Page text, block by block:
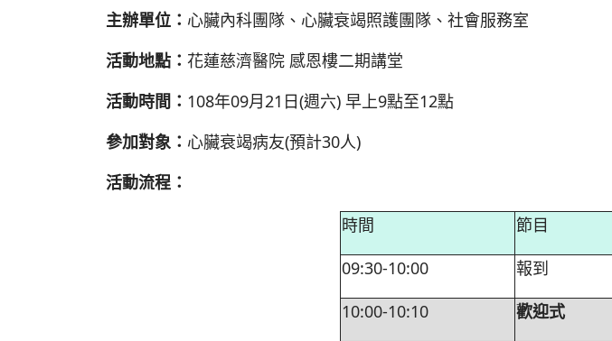
主辦單位： 心臟內科團隊、心臟衰竭照護團隊、社會服務室
活動地點： 花蓮慈濟醫院 感恩樓二期講堂
活動時間： 108年09月21日(週六) 早上9點至12點
參加對象： 心臟衰竭病友(預計30人)
活動流程：
時間
節目
09:30-10:00
報到
10:00-10:10
歡迎式